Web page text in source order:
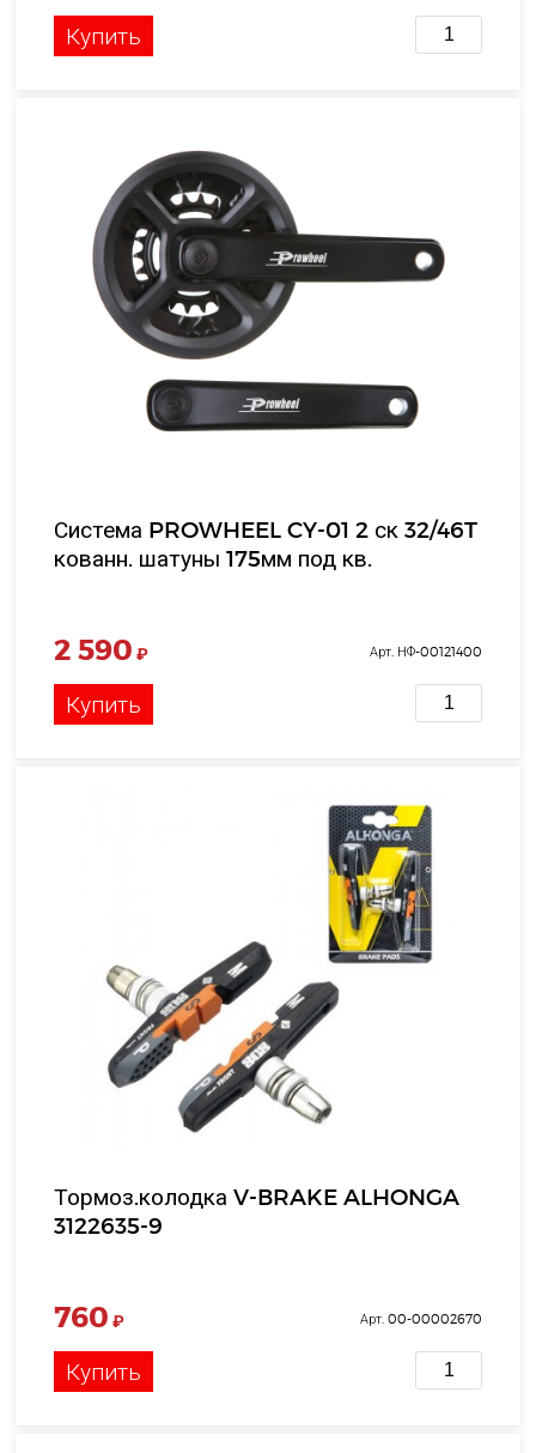
Купить
Система PROWHEEL CY-01 2 ск 32/46T
кованн. шатуны 175мм под кв.
2 590 ₽ Арт. НФ-00121400
Купить
Тормоз.колодка V-BRAKE ALHONGA
3122635-9
760 ₽ Арт. 00-00002670
Купить